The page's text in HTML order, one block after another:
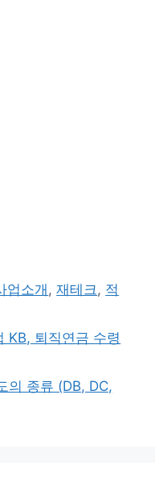
업소개 ,재테크, 적
KB, 퇴직연금 수령
의 종류 (DB, DC,